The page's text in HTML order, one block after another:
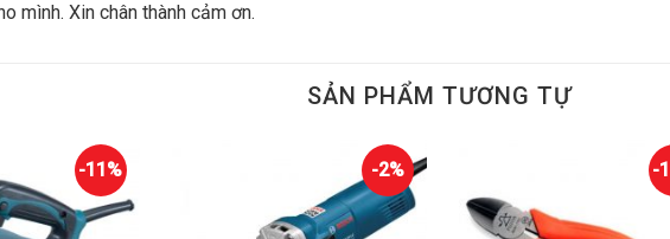
mình. Xin chân thành cảm ơn.
SẢN PHẨM TƯƠNG TỰ
-11% -2% -